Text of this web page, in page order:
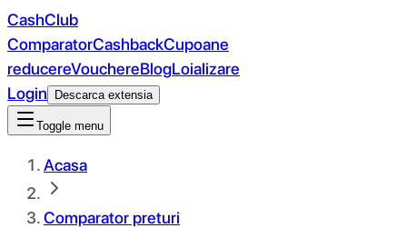
CashClub
ComparatorCashbackCupoane
reducereVouchereBlogLoializare
Login
Descarca extensia
Toggle menu
Acasa
Comparator preturi